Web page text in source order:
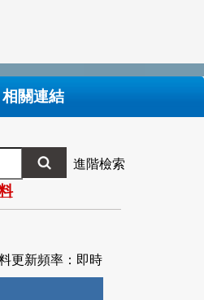
相關連結
進階檢索
更新頻率：即時